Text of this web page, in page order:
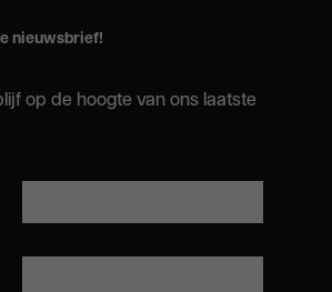
nieuwsbrief!
op de hoogte van ons laatste